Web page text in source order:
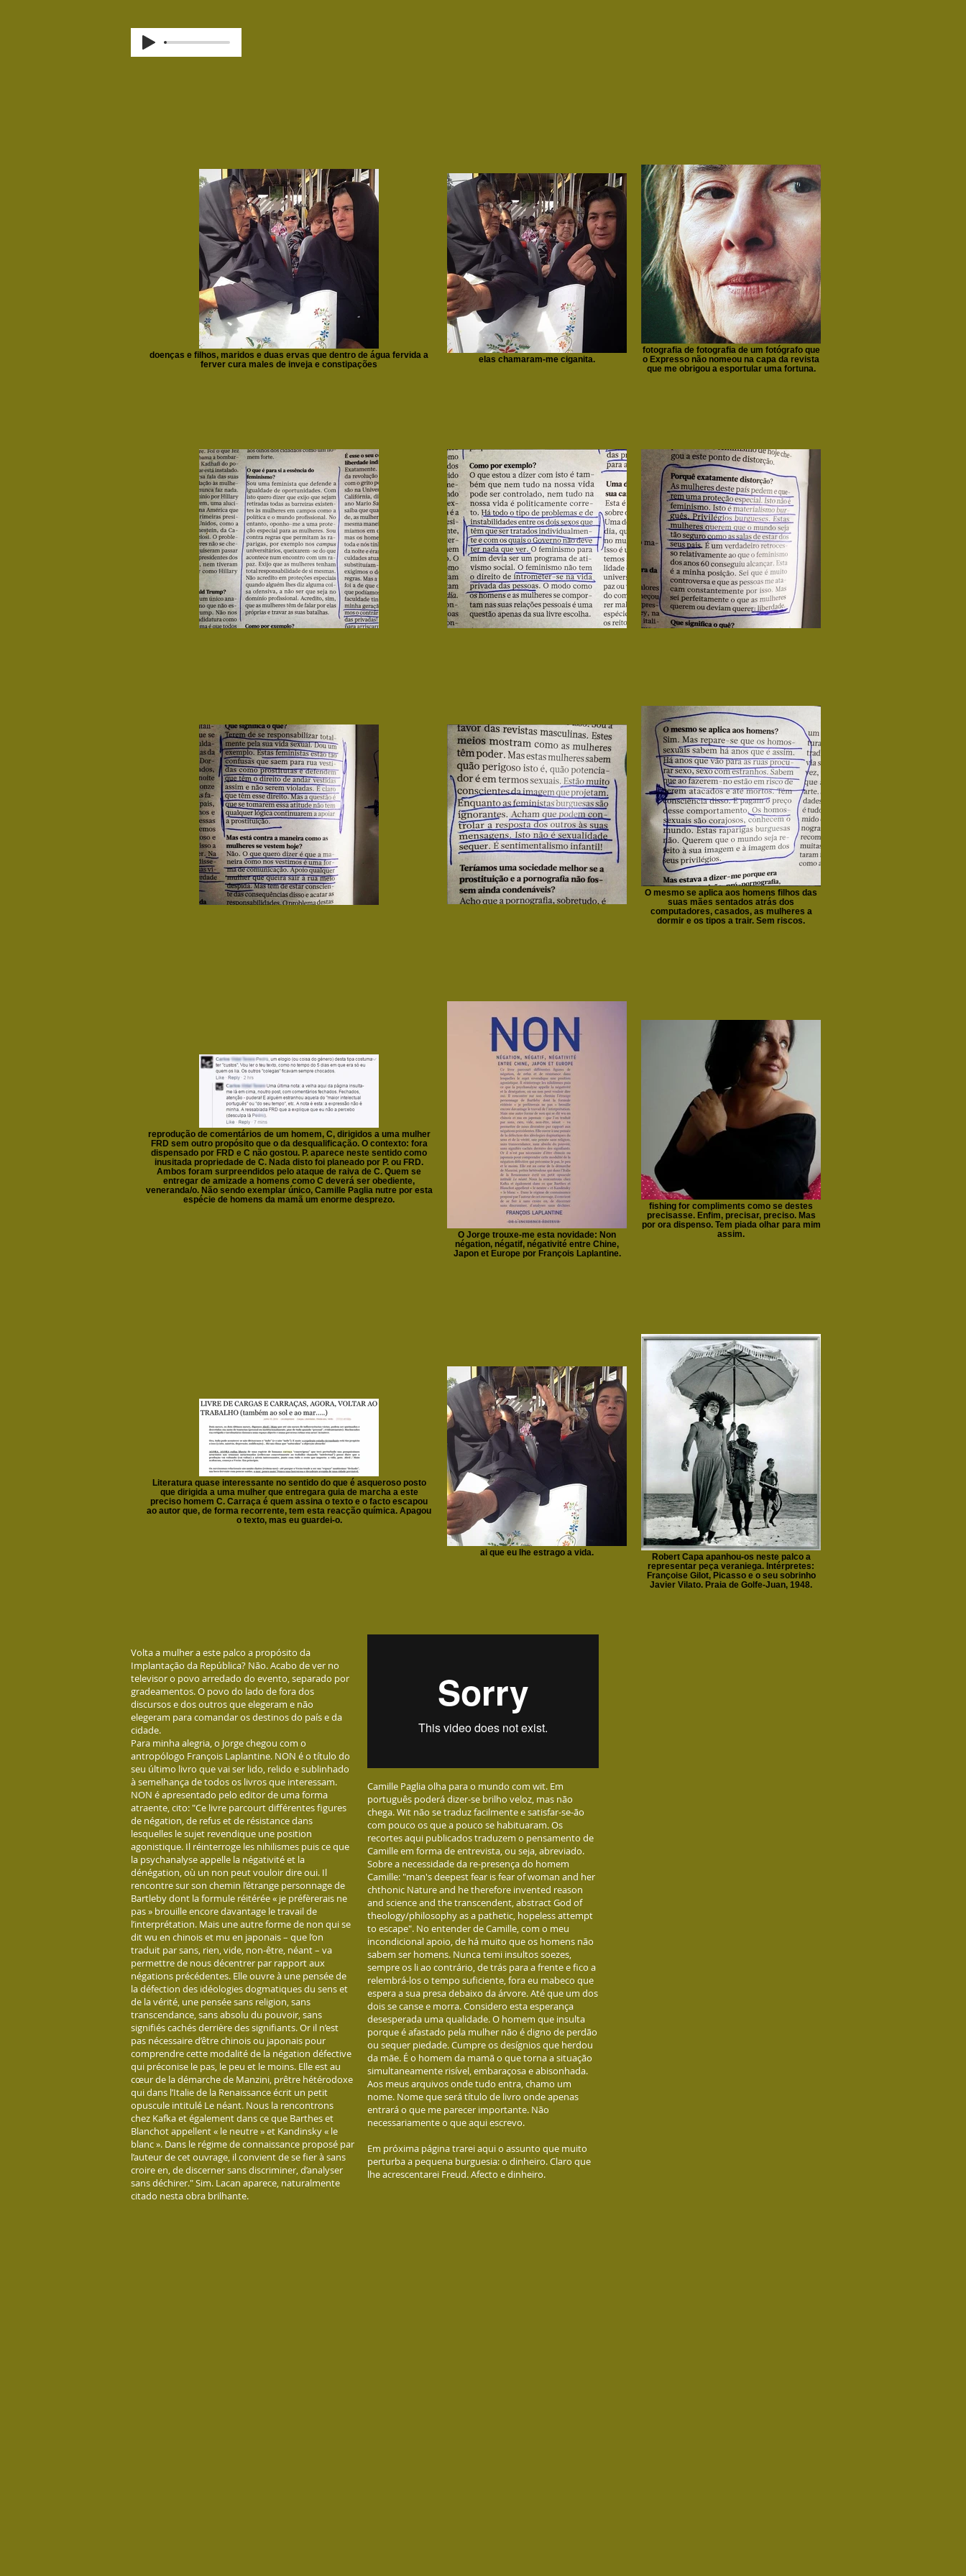
doenças e filhos, maridos e duas ervas que dentro de água fervida a
ferver cura males de inveja e constipações
elas chamaram-me ciganita.
fotografia de fotografia de um fotógrafo que
o Expresso não nomeou na capa da revista
que me obrigou a esportular uma fortuna.
O mesmo se aplica aos homens filhos das
suas mães sentados atrás dos
computadores, casados, as mulheres a
dormir e os tipos a trair. Sem riscos.
reprodução de comentários de um homem, C, dirigidos a uma mulher
FRD sem outro propósito que o da desqualificação. O contexto: fora
dispensado por FRD e C não gostou. P. aparece neste sentido como
inusitada propriedade de C. Nada disto foi planeado por P. ou FRD.
Ambos foram surpreendidos pelo ataque de raiva de C. Quem se
entregar de amizade a homens como C deverá ser obediente,
veneranda/o. Não sendo exemplar único, Camille Paglia nutre por esta
espécie de homens da mamã um enorme desprezo.
O Jorge trouxe-me esta novidade: Non
négation, négatif, négativité entre Chine,
Japon et Europe por François Laplantine.
fishing for compliments como se destes
precisasse. Enfim, precisar, preciso. Mas
por ora dispenso. Tem piada olhar para mim
assim.
Literatura quase interessante no sentido do que é asqueroso posto
que dirigida a uma mulher que entregara guia de marcha a este
preciso homem C. Carraça é quem assina o texto e o facto escapou
ao autor que, de forma recorrente, tem esta reacção química. Apagou
o texto, mas eu guardei-o.
ai que eu lhe estrago a vida.
Robert Capa apanhou-os neste palco a
representar peça veraniega. Intérpretes:
Françoise Gilot, Picasso e o seu sobrinho
Javier Vilato. Praia de Golfe-Juan, 1948.
Volta a mulher a este palco a propósito da
Implantação da República? Não. Acabo de ver no
televisor o povo arredado do evento, separado por
gradeamentos. O povo do lado de fora dos
discursos e dos outros que elegeram e não
elegeram para comandar os destinos do país e da
cidade.
Para minha alegria, o Jorge chegou com o
antropólogo François Laplantine. NON é o título do
seu último livro que vai ser lido, relido e sublinhado
à semelhança de todos os livros que interessam.
NON é apresentado pelo editor de uma forma
atraente, cito: "Ce livre parcourt différentes figures
de négation, de refus et de résistance dans
lesquelles le sujet revendique une position
agonistique. Il réinterroge les nihilismes puis ce que
la psychanalyse appelle la négativité et la
dénégation, où un non peut vouloir dire oui. Il
rencontre sur son chemin l’étrange personnage de
Bartleby dont la formule réitérée « je préfèrerais ne
pas » brouille encore davantage le travail de
l’interprétation. Mais une autre forme de non qui se
dit wu en chinois et mu en japonais – que l’on
traduit par sans, rien, vide, non-être, néant – va
permettre de nous décentrer par rapport aux
négations précédentes. Elle ouvre à une pensée de
la défection des idéologies dogmatiques du sens et
de la vérité, une pensée sans religion, sans
transcendance, sans absolu du pouvoir, sans
signifiés cachés derrière des signifiants. Or il n’est
pas nécessaire d’être chinois ou japonais pour
comprendre cette modalité de la négation défective
qui préconise le pas, le peu et le moins. Elle est au
cœur de la démarche de Manzini, prêtre hétérodoxe
qui dans l’Italie de la Renaissance écrit un petit
opuscule intitulé Le néant. Nous la rencontrons
chez Kafka et également dans ce que Barthes et
Blanchot appellent « le neutre » et Kandinsky « le
blanc ». Dans le régime de connaissance proposé par
l’auteur de cet ouvrage, il convient de se fier à sans
croire en, de discerner sans discriminer, d’analyser
sans déchirer." Sim. Lacan aparece, naturalmente
citado nesta obra brilhante.
Camille Paglia olha para o mundo com wit. Em
português poderá dizer-se brilho veloz, mas não
chega. Wit não se traduz facilmente e satisfar-se-ão
com pouco os que a pouco se habituaram. Os
recortes aqui publicados traduzem o pensamento de
Camille em forma de entrevista, ou seja, abreviado.
Sobre a necessidade da re-presença do homem
Camille: "man's deepest fear is fear of woman and her
chthonic Nature and he therefore invented reason
and science and the transcendent, abstract God of
theology/philosophy as a pathetic, hopeless attempt
to escape". No entender de Camille, com o meu
incondicional apoio, de há muito que os homens não
sabem ser homens. Nunca temi insultos soezes,
sempre os li ao contrário, de trás para a frente e fico a
relembrá-los o tempo suficiente, fora eu mabeco que
espera a sua presa debaixo da árvore. Até que um dos
dois se canse e morra. Considero esta esperança
desesperada uma qualidade. O homem que insulta
porque é afastado pela mulher não é digno de perdão
ou sequer piedade. Cumpre os desígnios que herdou
da mãe. É o homem da mamã o que torna a situação
simultaneamente risível, embaraçosa e abisonhada.
Aos meus arquivos onde tudo entra, chamo um
nome. Nome que será título de livro onde apenas
entrará o que me parecer importante. Não
necessariamente o que aqui escrevo.
Em próxima página trarei aqui o assunto que muito
perturba a pequena burguesia: o dinheiro. Claro que
lhe acrescentarei Freud. Afecto e dinheiro.